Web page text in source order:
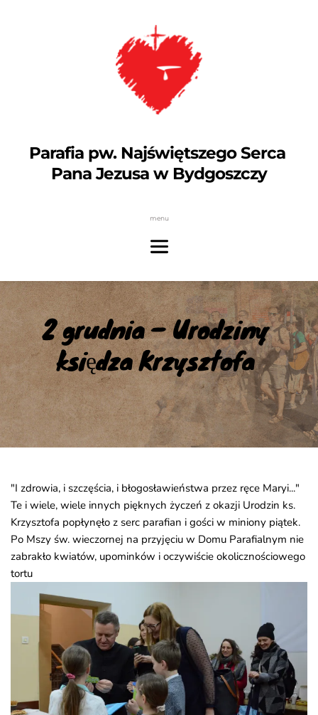
Parafia pw. Najświętszego Serca
Pana Jezusa w Bydgoszczy
menu
2 grudnia – Urodziny
księdza Krzysztofa
"I zdrowia, i szczęścia, i błogosławieństwa przez ręce Maryi..."
Te i wiele, wiele innych pięknych życzeń z okazji Urodzin ks.
Krzysztofa popłynęło z serc parafian i gości w miniony piątek.
Po Mszy św. wieczornej na przyjęciu w Domu Parafialnym nie
zabrakło kwiatów, upominków i oczywiście okolicznościowego
tortu